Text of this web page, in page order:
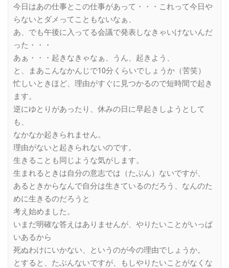
今日はあの仕事とこの仕事があって・・・これって今日や
らないとダメってこともないなぁ、
あ、でも午後に入ってる会議で発表しなきゃいけないんだ
った・・・
あぁ・・・起きなきゃなぁ、うん、起きよう、
と、まあこんなかんじで10分くらいでしょうか（苦笑）
忙しいときほど、理由がすぐに見つかるので短時間で起き
ます。
逆にゆとりがあったり、休みの日に早起きしようとして
も、
なかなか起きられません。
理由がないと起きられないのです。
生きることも同じような気がします。
生まれるときは自分の意志では（たぶん）ないですが、
あるときからなんで自分は生きているのだろう、なんのた
めに生きるのだろうと
考え始めました。
いまだ明確な答えはありませんが、やりたいことがいっぱ
いあるから
死ぬわけにいかない、というのが今の理由でしょうか。
とすると、たぶんないですが、もしやりたいことがなくな